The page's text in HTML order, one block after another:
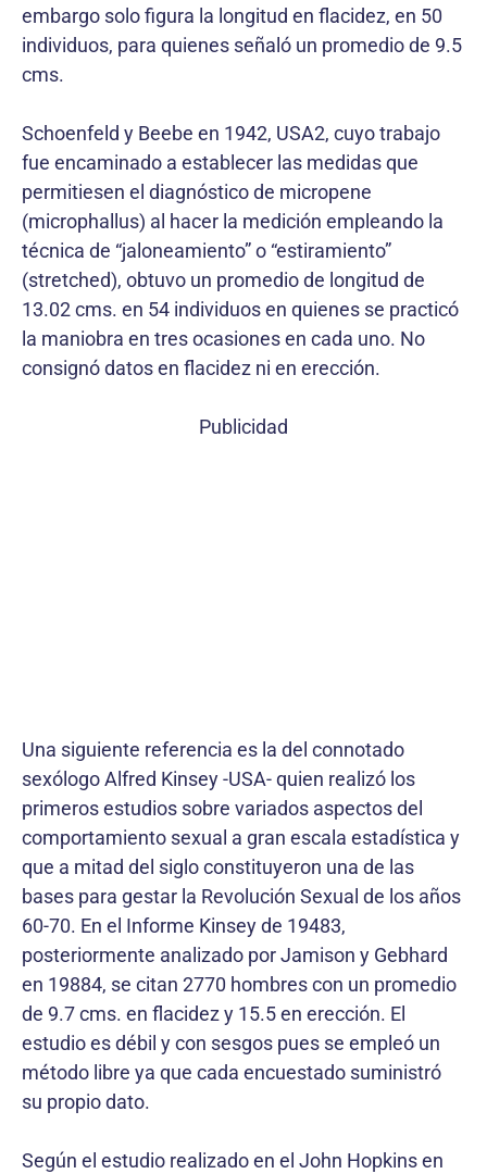
embargo solo figura la longitud en flacidez, en 50
individuos, para quienes señaló un promedio de 9.5
cms.
Schoenfeld y Beebe en 1942, USA2, cuyo trabajo
fue encaminado a establecer las medidas que
permitiesen el diagnóstico de micropene
(microphallus) al hacer la medición empleando la
técnica de “jaloneamiento” o “estiramiento”
(stretched), obtuvo un promedio de longitud de
13.02 cms. en 54 individuos en quienes se practicó
la maniobra en tres ocasiones en cada uno. No
consignó datos en flacidez ni en erección.
Publicidad
Una siguiente referencia es la del connotado
sexólogo Alfred Kinsey -USA- quien realizó los
primeros estudios sobre variados aspectos del
comportamiento sexual a gran escala estadística y
que a mitad del siglo constituyeron una de las
bases para gestar la Revolución Sexual de los años
60-70. En el Informe Kinsey de 19483,
posteriormente analizado por Jamison y Gebhard
en 19884, se citan 2770 hombres con un promedio
de 9.7 cms. en flacidez y 15.5 en erección. El
estudio es débil y con sesgos pues se empleó un
método libre ya que cada encuestado suministró
su propio dato.
Según el estudio realizado en el John Hopkins en